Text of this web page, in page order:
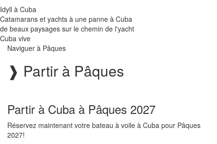
Idyll à Cuba
Catamarans et yachts à une panne à Cuba
de beaux paysages sur le chemin de l'yacht
Cuba vive
Naviguer à Pâques
❱ Partir à Pâques
Partir à Cuba à Pâques 2027
Réservez maintenant votre bateau à voile à Cuba pour Pâques
2027!